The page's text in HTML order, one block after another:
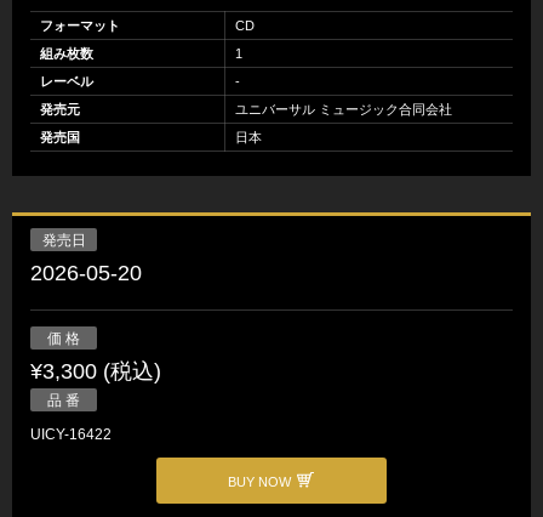
フォーマット
CD
組み枚数
1
レーベル
-
発売元
ユニバーサル ミュージック合同会社
発売国
日本
発売日
2026-05-20
価 格
¥3,300 (税込)
品 番
UICY-16422
BUY NOW